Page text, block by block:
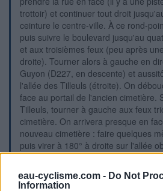
eau-cyclisme.com - Do Not
Information
trottoir) et continuer tout droit
ceinture le centre-ville. À ce rond-
puis suivre le boulevard jusqu'au
et aux troisièmes feux (peu après
droite). Tourner alors à gauche en
Guyon (D227, en descente) et
l'allée des Tilleuls (étroite). On
face au portail de l'ancien cimetière.
Tilleuls, tourner à gauche aux feux
cimetière. On arrivera presque en
nouveau cimetière : faire quelques
puis virer à 180° à droite sur l'allée
jusqu'au portail. 2) Sur la D227 en
Guyon (bandes cyclables), au rond-
prendre la deuxième sortie en face